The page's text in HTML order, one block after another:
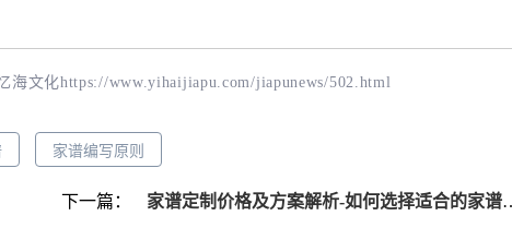
海文化https://www.yihaijiapu.com/jiapunews/502.html
家谱编写原则
下一篇： 家谱定制价格及方案解析-如何选择适合的家谱定制服务